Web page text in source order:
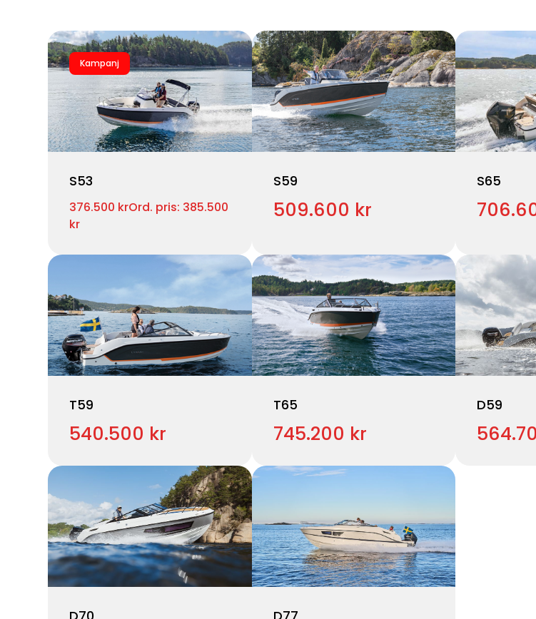
Kampanj
S53
376.500 krOrd. pris: 385.500
kr
S59
509.600 kr
S65
T59
540.500 kr
T65
745.200 kr
D59